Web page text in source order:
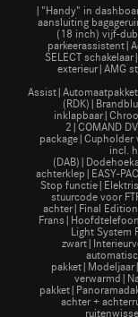
|"Handy" in
aansluiting
(18 inch) vijf-
SELECT
exterieur|AMG
2|COMAND
incl.
achterklep|EASY-
Stop
stuurcode voor
achter|Final
Light
achter +